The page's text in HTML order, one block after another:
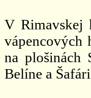
V Rimavskej
vápencových
na plošinách
Belíne a